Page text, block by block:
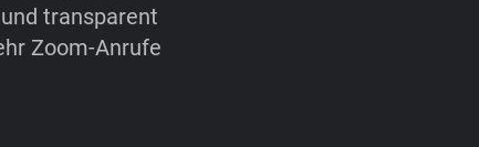
transparent
Zoom-Anrufe